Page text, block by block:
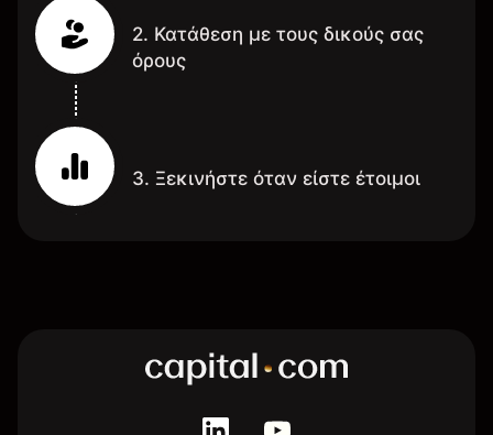
2. Κατάθεση με τους δικούς σας
όρους
3. Ξεκινήστε όταν είστε έτοιμοι